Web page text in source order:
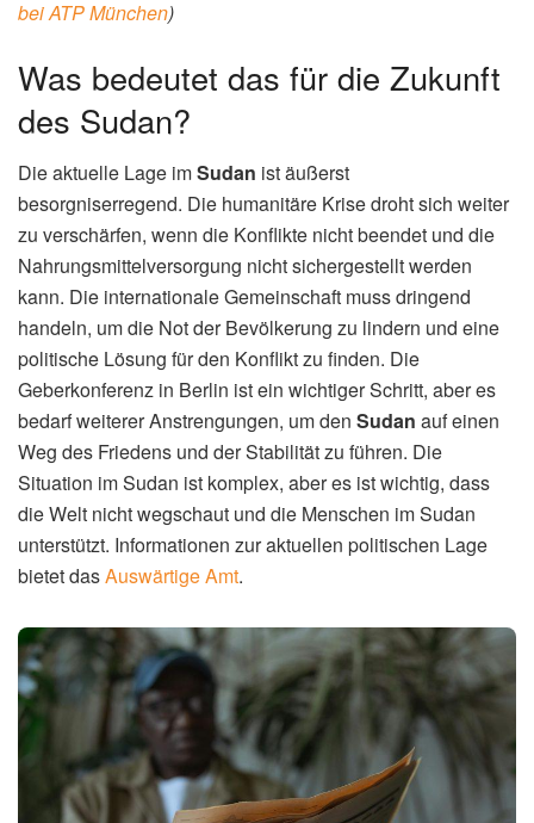
bei ATP München)
Was bedeutet das für die Zukunft
des Sudan?
Die aktuelle Lage imSudan ist äußerst
besorgniserregend. Die humanitäre Krise droht sich weiter
zu verschärfen, wenn die Konflikte nicht beendet und die
Nahrungsmittelversorgung nicht sichergestellt werden
kann. Die internationale Gemeinschaft muss dringend
handeln, um die Not der Bevölkerung zu lindern und eine
politische Lösung für den Konflikt zu finden. Die
Geberkonferenz in Berlin ist ein wichtiger Schritt, aber es
bedarf weiterer Anstrengungen, um den Sudan auf einen
Weg des Friedens und der Stabilität zu führen. Die
Situation im Sudan ist komplex, aber es ist wichtig, dass
die Welt nicht wegschaut und die Menschen im Sudan
unterstützt. Informationen zur aktuellen politischen Lage
bietet dasAuswärtige Amt.